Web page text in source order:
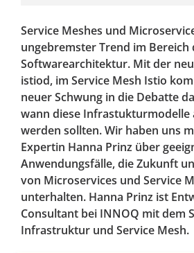
Service Meshes und
ungebremster Trend im Bereich
Softwarearchitektur. Mit der
istiod, im Service Mesh Istio
neuer Schwung in die Debatte
wann diese Infrastukturmodelle
werden sollten. Wir haben uns
Expertin Hanna Prinz über
Anwendungsfälle, die Zukunft
von Microservices und Service
unterhalten. Hanna Prinz ist
Consultant bei INNOQ mit dem
Infrastruktur und Service Mesh.